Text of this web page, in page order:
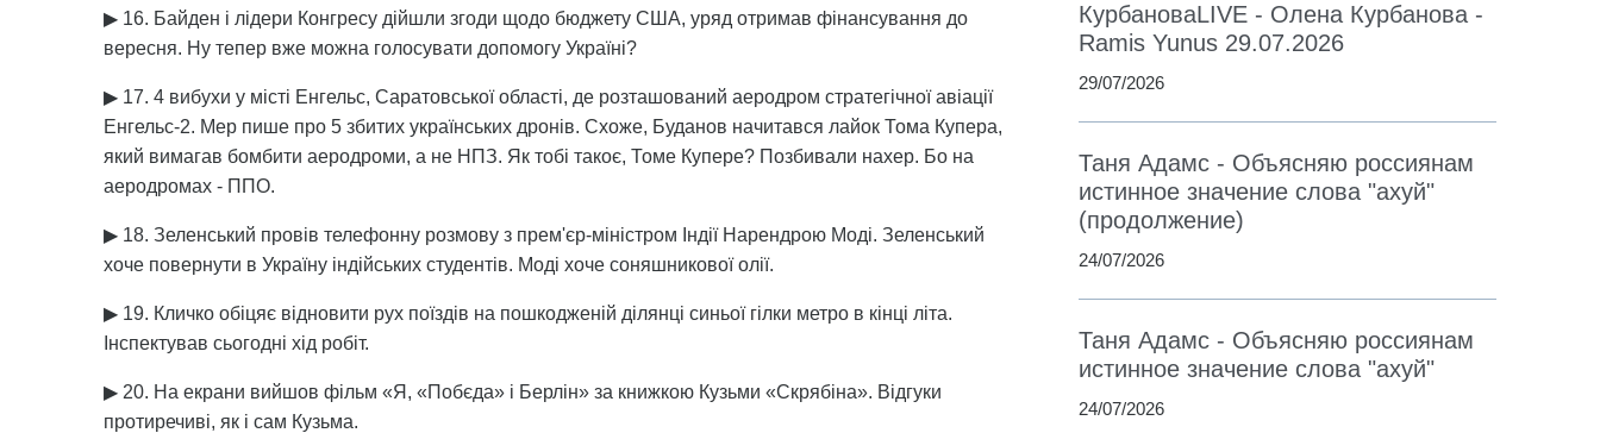
▶ 16. Байден і лідери Конгресу дійшли згоди щодо бюджету США, уряд отримав фінансування до
вересня. Ну тепер вже можна голосувати допомогу Україні?
▶ 17. 4 вибухи у місті Енгельс, Саратовської області, де розташований аеродром стратегічної авіації
Енгельс-2. Мер пише про 5 збитих українських дронів. Схоже, Буданов начитався лайок Тома Купера,
який вимагав бомбити аеродроми, а не НПЗ. Як тобі такоє, Томе Купере? Позбивали нахер. Бо на
аеродромах - ППО.
▶ 18. Зеленський провів телефонну розмову з прем'єр-міністром Індії Нарендрою Моді. Зеленський
хоче повернути в Україну індійських студентів. Моді хоче соняшникової олії.
▶ 19. Кличко обіцяє відновити рух поїздів на пошкодженій ділянці синьої гілки метро в кінці літа.
Інспектував сьогодні хід робіт.
▶ 20. На екрани вийшов фільм «Я, «Побєда» і Берлін» за книжкою Кузьми «Скрябіна». Відгуки
протиречиві, як і сам Кузьма.
КурбановаLIVE - Олена Курбанова -
Ramis Yunus 29.07.2026
29/07/2026
Таня Адамс - Объясняю россиянам
истинное значение слова "ахуй"
(продолжение)
24/07/2026
Таня Адамс - Объясняю россиянам
истинное значение слова "ахуй"
24/07/2026